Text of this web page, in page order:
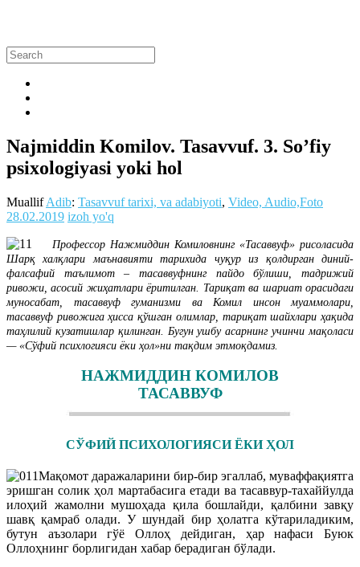
Najmiddin Komilov. Tasavvuf. 3. So’fiy
psixologiyasi yoki hol
MuallifAdib: Tasavvuf tarixi, va adabiyoti, Video, Audio,Foto
28.02.2019 izoh yo'q
Профессор Нажмиддин Комиловнинг «Тасаввуф» рисоласида
Шарқ халқлари маънавияти тарихида чуқур из қолдирган диний-
фалсафий таълимот – тасаввуфнинг пайдо бўлиши, тадрижий
ривожи, асосий жиҳатлари ёритилган. Тариқат ва шариат орасидаги
муносабат, тасаввуф гуманизми ва Комил инсон муаммолари,
тасаввуф ривожига ҳисса қўшган олимлар, тариқат шайхлари ҳақида
таҳлилий кузатишлар қилинган. Бугун ушбу асарнинг учинчи мақоласи
— «Сўфий психлогияси ёки ҳол»ни тақдим этмоқдамиз.
НАЖМИДДИН КОМИЛОВ
ТАСАВВУФ
СЎФИЙ ПСИХОЛОГИЯСИ ЁКИ ҲОЛ
Мақомот даражаларини бир-бир эгаллаб, муваффақиятга
эришган солик ҳол мартабасига етади ва тасаввур-тахаййулда
илоҳий жамолни мушоҳада қила бошлайди, қалбини завқу
шавқ қамраб олади. У шундай бир ҳолатга кўтариладиким,
бутун аъзолари гўё Оллоҳ дейдиган, ҳар нафаси Буюк
Оллоҳнинг борлигидан хабар берадиган бўлади.